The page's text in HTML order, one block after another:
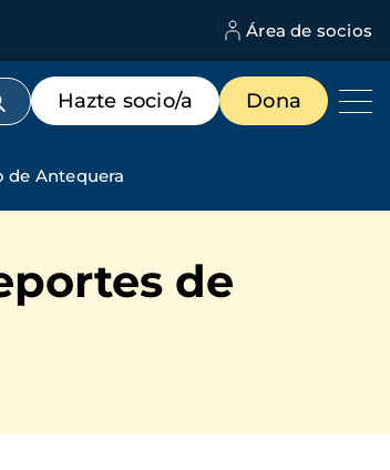
Área de socios
Menú
de
destacados
Hazte socio/a Dona
de Antequera
de